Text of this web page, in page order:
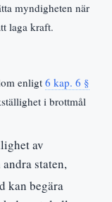
myndigheten när
laga kraft.
enligt 6 kap. 6 §
i brottmål
av
staten,
kan begära